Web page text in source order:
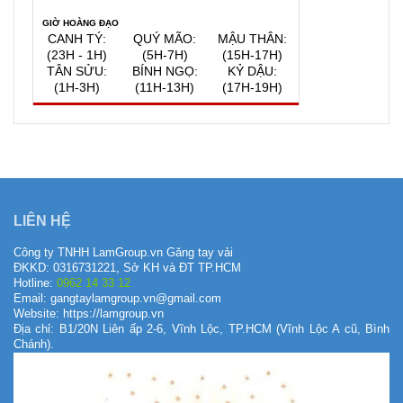
GIỜ HOÀNG ĐẠO
CANH TÝ:
(23H - 1H)
TÂN SỬU:
(1H-3H)
QUÝ MÃO:
(5H-7H)
BÍNH NGỌ:
(11H-13H)
MẬU THÂN:
(15H-17H)
KỶ DẬU:
(17H-19H)
LIÊN HỆ
Công ty TNHH LamGroup.vn Găng tay vải
ĐKKD: 0316731221, Sở KH và ĐT TP.HCM
Hotline: 0962 14 33 12
Email: gangtaylamgroup.vn@gmail.com
Website: https://lamgroup.vn
Địa chỉ: B1/20N Liên ấp 2-6, Vĩnh Lộc, TP.HCM (Vĩnh Lộc A cũ, Bình
Chánh).